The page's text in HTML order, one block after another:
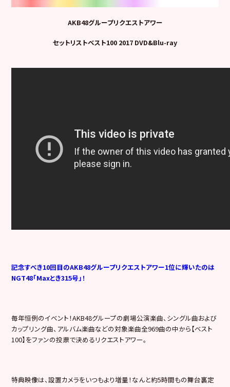
AKB48グループリクエストアワー
セットリストベスト100 2017 DVD&Blu-ray
記念すべき10回目のAKB48グループリクエストアワー1位に輝いたのは
NGT48「Maxとき315号」！
毎年恒例のイベント！AKB48グループの劇場公演楽曲、シングル曲および
カップリング曲、アルバム楽曲などの対象楽曲全969曲の中から【ベスト
100】をファンの投票で決めるリクエストアワー。
特典映像は、設置カメラをいつもより増量！なんと約5時間もの舞台裏定